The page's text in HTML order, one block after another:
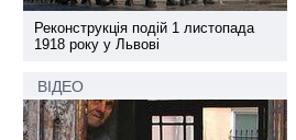
Реконструкція подій 1 листопада
1918 року у Львові
ВІДЕО